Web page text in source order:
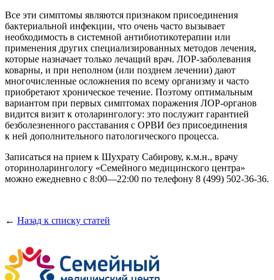
Все эти симптомы являются признаком присоединения
бактериальной инфекции, что очень часто вызывает
необходимость в системной антибиотикотерапии или
применения других специализированных методов лечения,
которые назначает только лечащий врач. ЛОР-заболевания
коварны, и при неполном (или позднем лечении) дают
многочисленные осложнения по всему организму и часто
приобретают хроническое течение. Поэтому оптимальным
вариантом при первых симптомах поражения ЛОР-органов
видится визит к отоларингологу: это послужит гарантией
безболезненного расставания с ОРВИ без присоединения
к ней дополнительного патологического процесса.
Записаться на прием к Шухрату Сабирову, к.м.н., врачу
оториноларингологу «Семейного медицинского центра»
можно ежедневно с 8:00—22:00 по телефону 8 (499) 502-36-36.
← Назад к списку статей